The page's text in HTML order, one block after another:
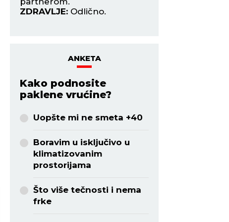
ZDRAVLJE: Reuma.
ANKETA
Kako podnosite
paklene vrućine?
Uopšte mi ne smeta +40
Boravim u isključivo u
klimatizovanim
prostorijama
Što više tečnosti i nema
frke